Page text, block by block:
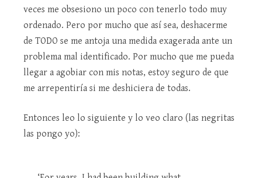
veces me obsesiono un poco con tenerlo todo muy
ordenado. Pero por mucho que así sea, deshacerme
de TODO se me antoja una medida exagerada ante un
problema mal identificado. Por mucho que me pueda
llegar a agobiar con mis notas, estoy seguro de que
me arrepentiría si me deshiciera de todas.
Entonces leo lo siguiente y lo veo claro (las negritas
las pongo yo):